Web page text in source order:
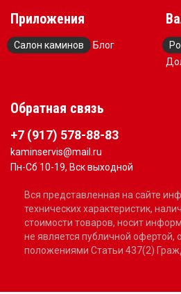
Приложения
Салон каминов Блог
Обратная связь
+7 (917) 578-88-83
kaminservis@mail.ru
Пн-Сб 10-19, Вск выходной
Вся представленная на сайте
технических характеристик,
стоимости товаров, носит
не является публичной офертой,
положениями Статьи 437(2)